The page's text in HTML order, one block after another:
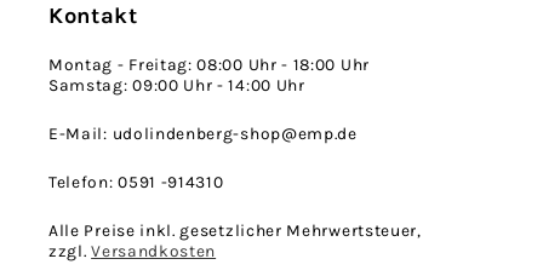
Kontakt
Montag - Freitag: 08:00 Uhr - 18:00 Uhr
Samstag: 09:00 Uhr - 14:00 Uhr
E-Mail: udolindenberg-shop@emp.de
Telefon: 0591 -914310
Alle Preise inkl. gesetzlicher Mehrwertsteuer,
zzgl.Versandkosten